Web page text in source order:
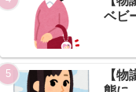
ベビ
【